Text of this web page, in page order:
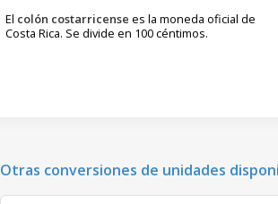
El colón costarricense es la moneda oficial de
Costa Rica. Se divide en 100 céntimos.
Otras conversiones de unidades